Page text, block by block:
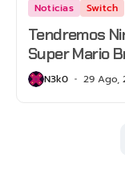
Noticias Switch
Tendremos
Super Mario
N3k0 29 Ago,